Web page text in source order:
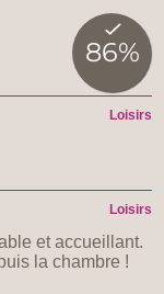
Loisirs
Loisirs
et accueillant.
la chambre !